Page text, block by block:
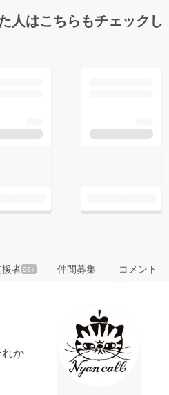
人はこちらもチェックし
者99+ 仲間募集 コメント
れか